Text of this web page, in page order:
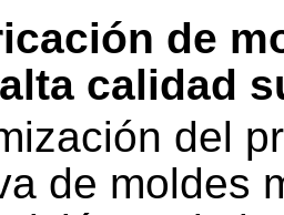
de
calidad
del
de moldes